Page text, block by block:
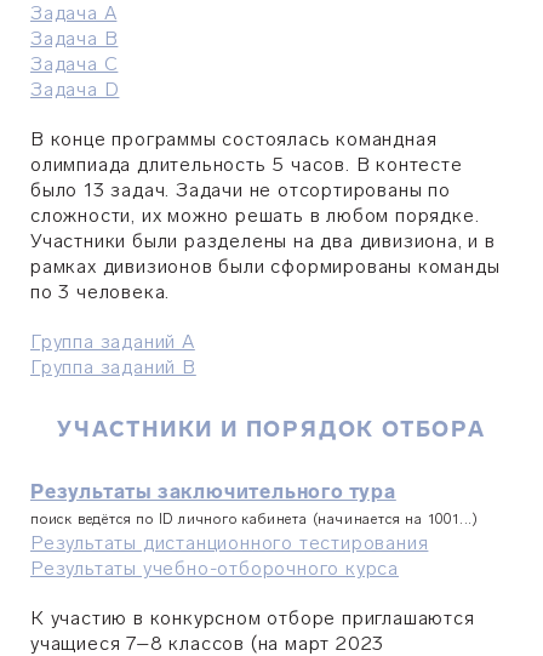
Задача А
Задача В
Задача C
Задача D
В конце программы состоялась командная
олимпиада длительность 5 часов. В контесте
было 13 задач. Задачи не отсортированы по
сложности, их можно решать в любом порядке.
Участники были разделены на два дивизиона, и в
рамках дивизионов были сформированы команды
по 3 человека.
Группа заданий А
Группа заданий B
УЧАСТНИКИ И ПОРЯДОК ОТБОРА
Результаты заключительного тура
поиск ведётся по ID личного кабинета (начинается на 1001...)
Результаты дистанционного тестирования
Результаты учебно-отборочного курса
К участию в конкурсном отборе приглашаются
учащиеся 7–8 классов (на март 2023